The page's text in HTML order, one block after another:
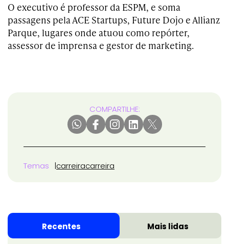
O executivo é professor da ESPM, e soma
passagens pela ACE Startups, Future Dojo e Allianz
Parque, lugares onde atuou como repórter,
assessor de imprensa e gestor de marketing.
COMPARTILHE:
Temas carreiracarreira
Recentes Mais lidas